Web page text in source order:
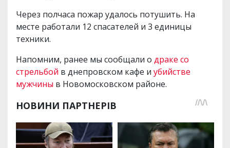
Через полчаса пожар удалось потушить. На
месте работали 12 спасателей и 3 единицы
техники.
Напомним, ранее мы сообщали о драке со
стрельбой в днепровском кафе и убийстве
мужчины в Новомосковском районе.